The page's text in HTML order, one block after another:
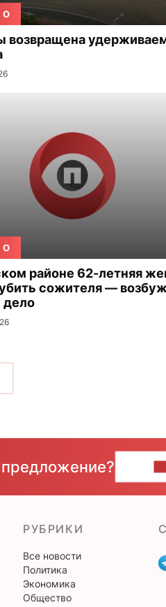
возвращена
районе 62-летняя
сожителя —
дело
РУБРИКИ
Все новости
Политика
Экономика
Общество